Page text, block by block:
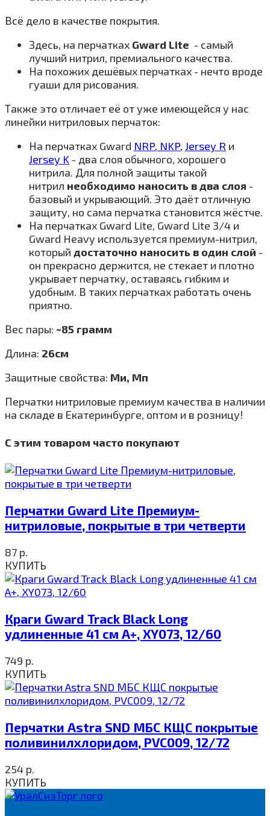
Всё дело в качестве покрытия.
Здесь, на перчатках Gward Lite - самый
лучший нитрил, премиального качества.
На похожих дешёвых перчатках - нечто вроде
гуаши для рисования.
Также это отличает её от уже имеющейся у нас
линейки нитриловых перчаток:
На перчатках Gward NRP, NKP, Jersey R и
Jersey K - два слоя обычного, хорошего
нитрила. Для полной защиты такой
нитрил необходимо наносить в два слоя -
базовый и укрывающий. Это даёт отличную
защиту, но сама перчатка становится жёстче.
На перчатках Gward Lite, Gward Lite 3/4 и
Gward Heavy используется премиум-нитрил,
который достаточно наносить в один слой -
он прекрасно держится, не стекает и плотно
укрывает перчатку, оставаясь гибким и
удобным. В таких перчатках работать очень
приятно.
Вес пары: ~85 грамм
Длина: 26см
Защитные свойства: Ми, Мп
Перчатки нитриловые премиум качества в наличии
на складе в Екатеринбурге, оптом и в розницу!
С этим товаром часто покупают
Перчатки Gward Lite Премиум-
нитриловые, покрытые в три четверти
87 р.
КУПИТЬ
Краги Gward Track Black Long
удлиненные 41 см A+, XY073, 12/60
749 р.
КУПИТЬ
Перчатки Astra SND МБС КЩС покрытые
поливинилхлоридом, PVC009, 12/72
254 р.
КУПИТЬ